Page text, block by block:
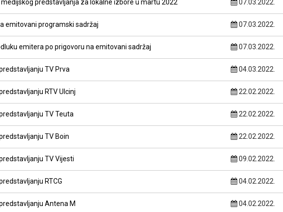
predstavljanja za lokalne izbore u martu 2022 07.03.2022.
emitovani programski sadržaj 07.03.2022.
emitera po prigovoru na emitovani sadržaj 07.03.2022.
TV Prva 04.03.2022.
RTV Ulcinj 22.02.2022.
TV Teuta 22.02.2022.
TV Boin 22.02.2022.
TV Vijesti 09.02.2022.
RTCG 04.02.2022.
Antena M 04.02.2022.